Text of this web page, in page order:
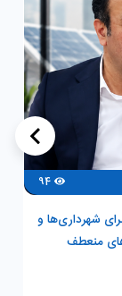
94
شهرداری‌ها و
منعطف
>